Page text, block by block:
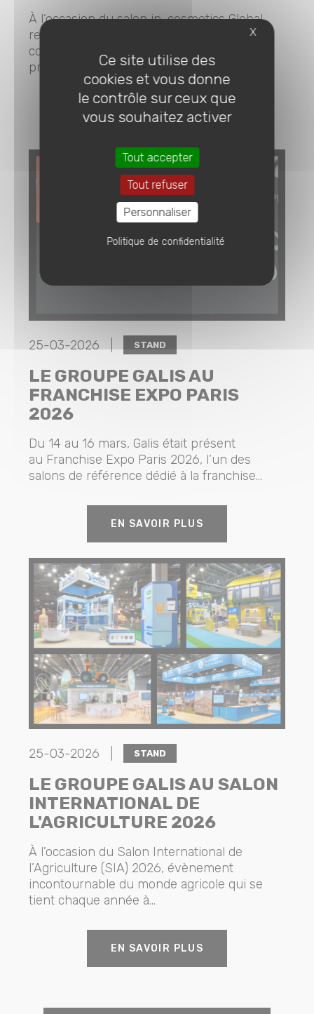
À l’occasion du salon in-cosmetics Global,
rendez-vous incontournable de l’industrie
cosmétique réunissant chaque année les
principaux acteurs...
EN SAVOIR PLUS
25-03-2026 | STAND
LE GROUPE GALIS AU
FRANCHISE EXPO PARIS
2026
Du 14 au 16 mars, Galis était présent
au Franchise Expo Paris 2026, l’un des
salons de référence dédié à la franchise...
EN SAVOIR PLUS
25-03-2026 | STAND
LE GROUPE GALIS AU SALON
INTERNATIONAL DE
L'AGRICULTURE 2026
À l’occasion du Salon International de
l’Agriculture (SIA) 2026, évènement
incontournable du monde agricole qui se
tient chaque année à...
EN SAVOIR PLUS
X
Ce site utilise des
cookies et vous donne
le contrôle sur ceux que
vous souhaitez activer
Tout accepter
Tout refuser
Personnaliser
Politique de confidentialité